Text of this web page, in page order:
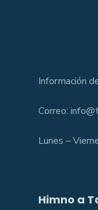
Información
Correo:
Lunes –
Himno a